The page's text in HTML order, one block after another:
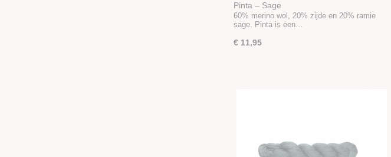
Pinta – Sage
60% merino wol, 20% zijde en 20% ramie
sage. Pinta is een…
€ 11,95